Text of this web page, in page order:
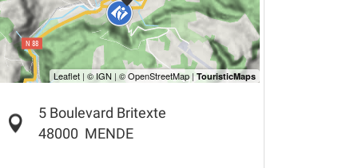
5 Boulevard Britexte
48000 MENDE